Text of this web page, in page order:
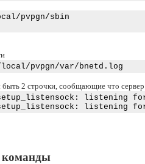
pvpgn/sbin
pvpgn/var/bnetd.log
2 строчки, сообщающие что сервер
listening for
listening for
команды